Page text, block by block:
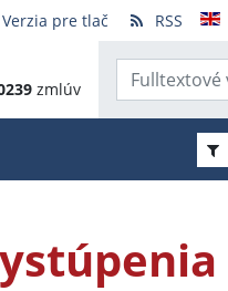
Verzia pre tlač RSS
zmlúv